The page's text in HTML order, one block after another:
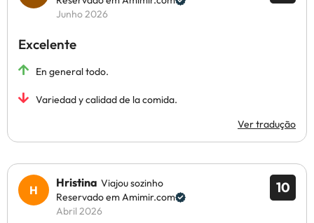
Junho 2026
Excelente
En general todo.
Variedad y calidad de la comida.
Ver tradução
10
Hristina Viajou sozinho
Reservado em Amimir.com
Abril 2026